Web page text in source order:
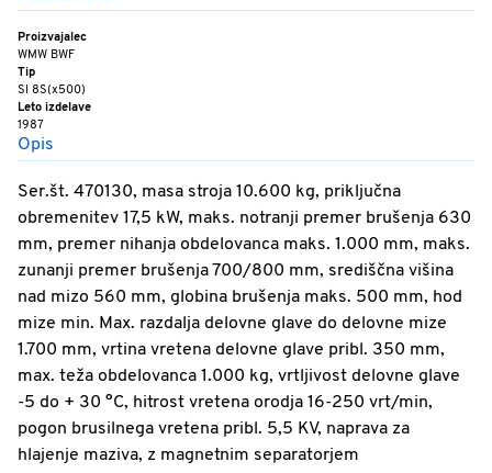
Proizvajalec
WMW BWF
Tip
SI 8S(x500)
Leto izdelave
1987
Opis
Ser.št. 470130, masa stroja 10.600 kg, priključna
obremenitev 17,5 kW, maks. notranji premer brušenja 630
mm, premer nihanja obdelovanca maks. 1.000 mm, maks.
zunanji premer brušenja 700/800 mm, središčna višina
nad mizo 560 mm, globina brušenja maks. 500 mm, hod
mize min. Max. razdalja delovne glave do delovne mize
1.700 mm, vrtina vretena delovne glave pribl. 350 mm,
max. teža obdelovanca 1.000 kg, vrtljivost delovne glave
-5 do + 30 °C, hitrost vretena orodja 16-250 vrt/min,
pogon brusilnega vretena pribl. 5,5 KV, naprava za
hlajenje maziva, z magnetnim separatorjem